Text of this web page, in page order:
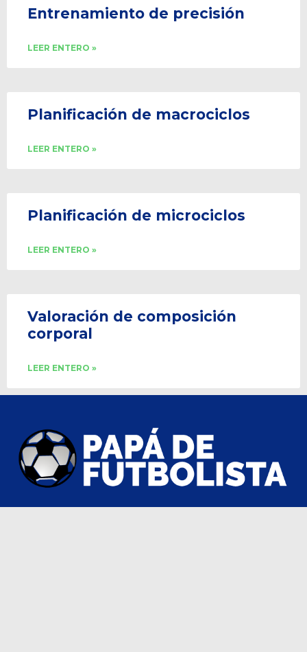
Entrenamiento de precisión
LEER ENTERO »
Planificación de macrociclos
LEER ENTERO »
Planificación de microciclos
LEER ENTERO »
Valoración de composición
corporal
LEER ENTERO »